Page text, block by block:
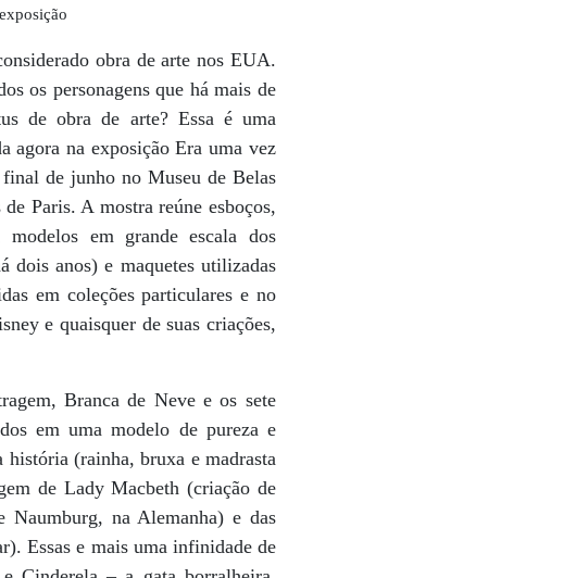
obra de arte nos EUA.
os personagens que há mais de
de obra de arte? Essa é uma
agora na exposição Era uma vez
de junho no Museu de Belas
Paris. A mostra reúne esboços,
em grande escala dos
dois anos) e maquetes utilizadas
em coleções particulares e no
e quaisquer de suas criações,
Branca de Neve e os sete
em uma modelo de pureza e
(rainha, bruxa e madrasta
de Lady Macbeth (criação de
Naumburg, na Alemanha) e das
Essas e mais uma infinidade de